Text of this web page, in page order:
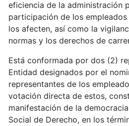
eficiencia de la administración
participación de los
los afecten, así como la
normas y los derechos de
Está conformada por dos (2)
Entidad designados por el
representantes de los
votación directa de estos,
manifestación de la
Social de Derecho, en los